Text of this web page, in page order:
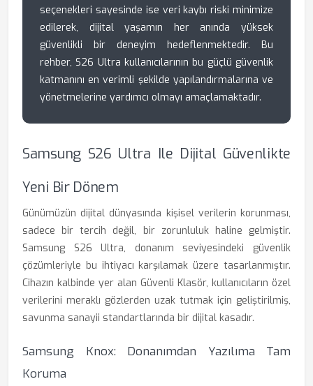
seçenekleri sayesinde ise veri kaybı riski minimize
edilerek, dijital yaşamın her anında yüksek
güvenlikli bir deneyim hedeflenmektedir. Bu
rehber, S26 Ultra kullanıcılarının bu güçlü güvenlik
katmanını en verimli şekilde yapılandırmalarına ve
yönetmelerine yardımcı olmayı amaçlamaktadır.
Samsung S26 Ultra Ile Dijital Güvenlikte
Yeni Bir Dönem
Günümüzün dijital dünyasında kişisel verilerin korunması,
sadece bir tercih değil, bir zorunluluk haline gelmiştir.
Samsung S26 Ultra, donanım seviyesindeki güvenlik
çözümleriyle bu ihtiyacı karşılamak üzere tasarlanmıştır.
Cihazın kalbinde yer alan Güvenli Klasör, kullanıcıların özel
verilerini meraklı gözlerden uzak tutmak için geliştirilmiş,
savunma sanayii standartlarında bir dijital kasadır.
Samsung Knox: Donanımdan Yazılıma Tam
Koruma